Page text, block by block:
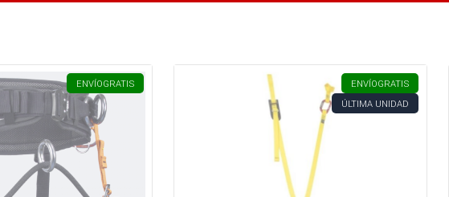
ENVÍOGRATIS ENVÍOGRATIS
ÚLTIMA UNIDAD